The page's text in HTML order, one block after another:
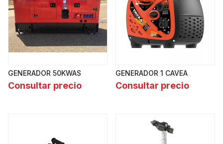
GENERADOR 50KWAS
Consultar precio
GENERADOR 1 CAVEA
Consultar precio